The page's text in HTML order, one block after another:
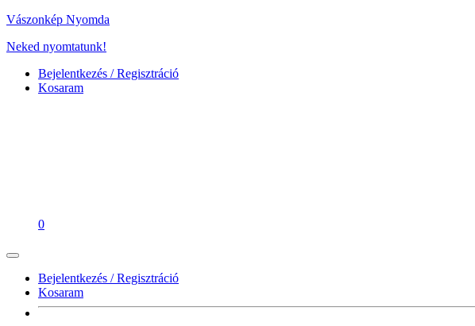
Vászonkép Nyomda
Neked nyomtatunk!
Bejelentkezés / Regisztráció
Kosaram
0
Bejelentkezés / Regisztráció
Kosaram